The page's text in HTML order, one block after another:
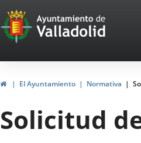
Portal
Web
del
Ayuntamiento
de
Valladolid
HomeEl Ayuntamiento Normativa
Solicitud